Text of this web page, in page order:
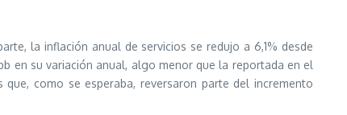
la inflación anual de servicios se redujo a 6,1% desde
en su variación anual, algo menor que la reportada en el
como se esperaba, reversaron parte del incremento